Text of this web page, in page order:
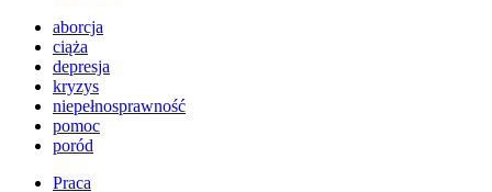
aborcja
ciąża
depresja
kryzys
niepełnosprawność
pomoc
poród
Praca